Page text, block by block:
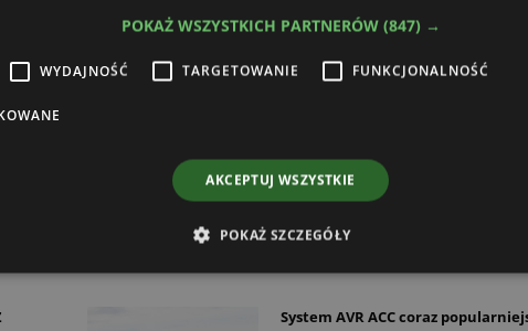
firmy: De-Laval, Inter-Vax i Agro-Land (otrzymały Grand
ze zbiornikiem 4-komorowym i mulczer I-Cut 300+
System AVR ACC coraz
POKAŻ WSZYSTKICH PARTNERÓW (847) →
WYDAJNOŚĆ TARGETOWANIE FUNKCJONALNOŚĆ
AKCEPTUJ WSZYSTKIE
POKAŻ SZCZEGÓŁY